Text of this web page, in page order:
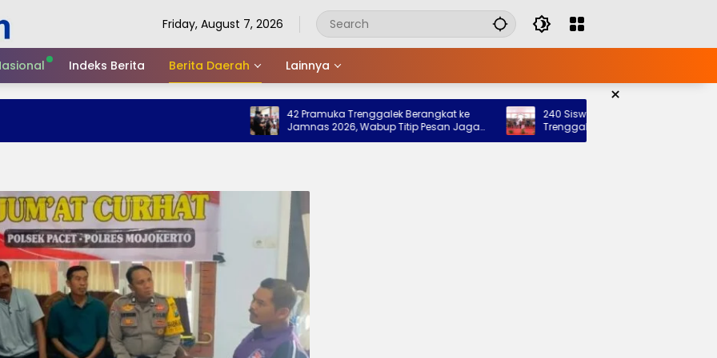
Friday, August 7, 2026
Indeks Berita Berita Daerah Lainnya
×
42 Pramuka Trenggalek Berangkat ke
Jamnas 2026, Wabup Titip Pesan Jaga
Nama Baik Daerah
240 Siswa Siap Tempati Sekolah Rakyat
Trenggalek, Pemkab: Bukti Nyata Negara
Hadir untuk Anak Kurang Mampu